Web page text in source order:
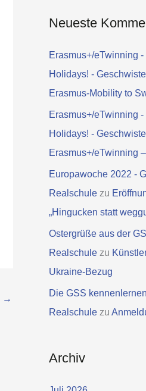
→
Neueste
Erasmus+/eTwinning
Holidays! -
Erasmus-Mobility to
Erasmus+/eTwinning
Holidays! -
Erasmus+/eTwinning
Europawoche 2022 -
Realschulezu
„Hingucken statt
Ostergrüße aus der
Realschulezu
Ukraine-Bezug
Die GSS
Realschulezu
Archiv